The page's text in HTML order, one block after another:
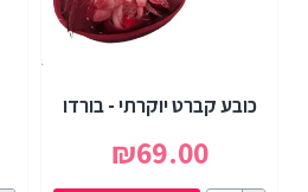
כובע קברט יוקרתי - בורדו
₪69.00